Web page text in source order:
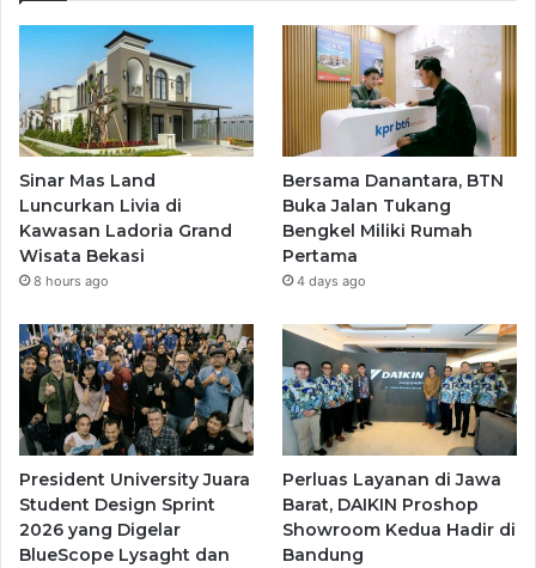
Sinar Mas Land
Luncurkan Livia di
Kawasan Ladoria Grand
Wisata Bekasi
8 hours ago
Bersama Danantara, BTN
Buka Jalan Tukang
Bengkel Miliki Rumah
Pertama
4 days ago
President University Juara
Student Design Sprint
2026 yang Digelar
BlueScope Lysaght dan
Perluas Layanan di Jawa
Barat, DAIKIN Proshop
Showroom Kedua Hadir di
Bandung